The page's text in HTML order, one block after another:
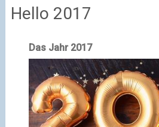
Hello 2017
Das Jahr 2017